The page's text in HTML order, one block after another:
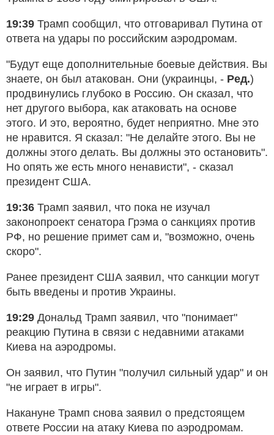
19:39 Трамп сообщил, что отговаривал Путина от
ответа на удары по российским аэродромам.
"Будут еще дополнительные боевые действия. Вы
знаете, он был атакован. Они (украинцы, - Ред.)
продвинулись глубоко в Россию. Он сказал, что
нет другого выбора, как атаковать на основе
этого. И это, вероятно, будет неприятно. Мне это
не нравится. Я сказал: "Не делайте этого. Вы не
должны этого делать. Вы должны это остановить".
Но опять же есть много ненависти", - сказал
президент США.
19:36 Трамп заявил, что пока не изучал
законопроект сенатора Грэма о санкциях против
РФ, но решение примет сам и, "возможно, очень
скоро".
Ранее президент США заявил, что санкции могут
быть введены и против Украины.
19:29 Дональд Трамп заявил, что "понимает"
реакцию Путина в связи с недавними атаками
Киева на аэродромы.
Он заявил, что Путин "получил сильный удар" и он
"не играет в игры".
Накануне Трамп снова заявил о предстоящем
ответе России на атаку Киева по аэродромам.